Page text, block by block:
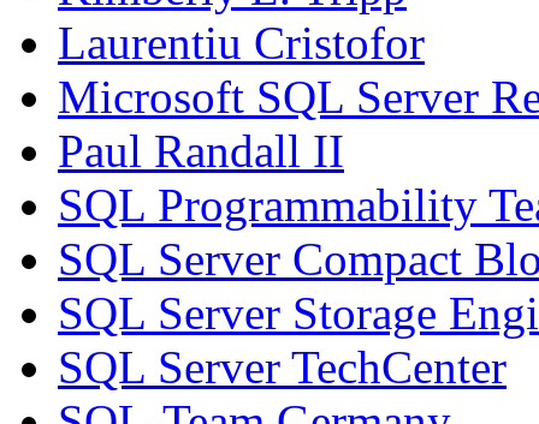
Laurentiu Cristofor
Microsoft SQL Server
Paul Randall II
SQL Programmability
SQL Server Compact
SQL Server Storage
SQL Server TechCenter